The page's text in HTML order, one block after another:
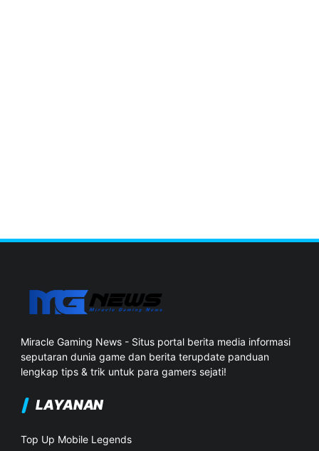
Miracle Gaming News - Situs portal berita media informasi
seputaran dunia game dan berita terupdate panduan
lengkap tips & trik untuk para gamers sejati!
LAYANAN
Top Up Mobile Legends